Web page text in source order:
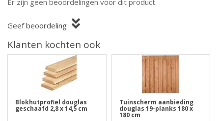
Er zijn geen beoordelingen voor dit product.
Geef beoordeling
Klanten kochten ook
Blokhutprofiel douglas
geschaafd 2,8 x 14,5 cm
Tuinscherm aanbieding
douglas 19-planks 180 x
180 cm